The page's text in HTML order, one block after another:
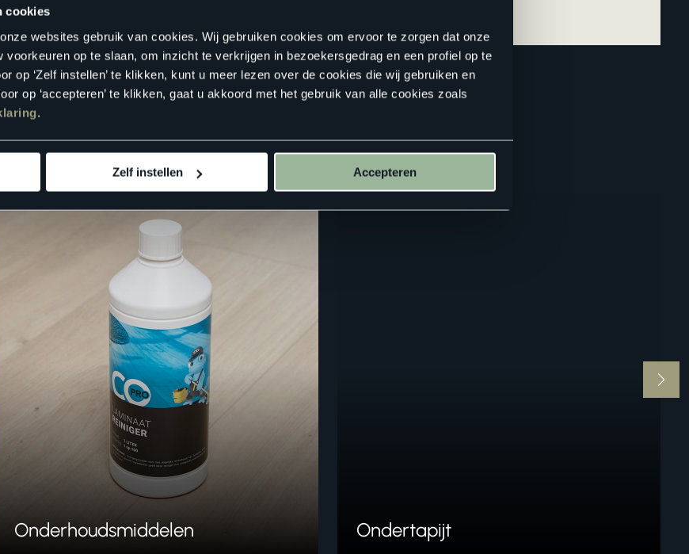
cookies
websites gebruik van cookies. Wij gebruiken cookies om ervoor te zorgen dat onze
voorkeuren op te slaan, om inzicht te verkrijgen in bezoekersgedrag en een profiel op te
op ‘Zelf instellen’ te klikken, kunt u meer lezen over de cookies die wij gebruiken en
op ‘accepteren’ te klikken, gaat u akkoord met het gebruik van alle cookies zoals
.
Zelf instellen Accepteren
Onderhoudsmiddelen Ondertapijt